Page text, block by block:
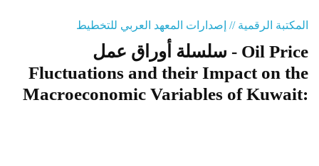
المنصة التدريبية
المكتبة الرقمية // إصدارات المعهد العربي للتخطيط
سلسلة أوراق عمل - Oil Price
Fluctuations and their Impact on the
Macroeconomic Variables of Kuwait: